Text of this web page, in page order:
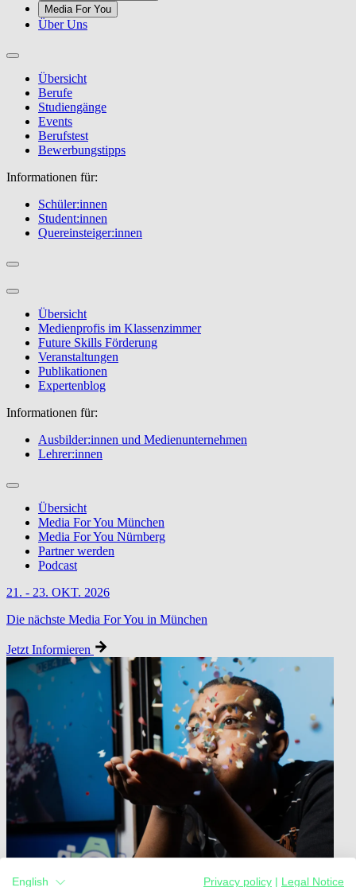
Media For You
Über Uns
Übersicht
Berufe
Studiengänge
Events
Berufstest
Bewerbungstipps
Informationen für:
Schüler:innen
Student:innen
Quereinsteiger:innen
Übersicht
Medienprofis im Klassenzimmer
Future Skills Förderung
Veranstaltungen
Publikationen
Expertenblog
Informationen für:
Ausbilder:innen und Medienunternehmen
Lehrer:innen
Übersicht
Media For You München
Media For You Nürnberg
Partner werden
Podcast
21. - 23. OKT. 2026
Die nächste Media For You in München
Jetzt Informieren
English Privacy policy Legal Notice